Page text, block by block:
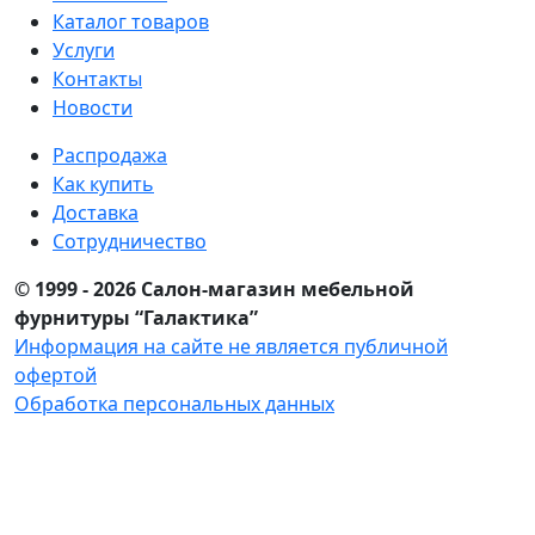
Каталог товаров
Услуги
Контакты
Новости
Распродажа
Как купить
Доставка
Сотрудничество
© 1999 - 2026 Салон-магазин мебельной
фурнитуры “Галактика”
Информация на сайте не является публичной
офертой
Обработка персональных данных